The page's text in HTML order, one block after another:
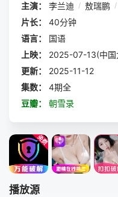
相，发现了皇宫里深藏的
主演：
李兰迪 / 敖瑞鹏 /
片长：
40分钟
语言：
国语
上映：
2025-07-13(中国
更新：
2025-11-12
集数：
4期全
豆瓣：
朝雪录
播放源